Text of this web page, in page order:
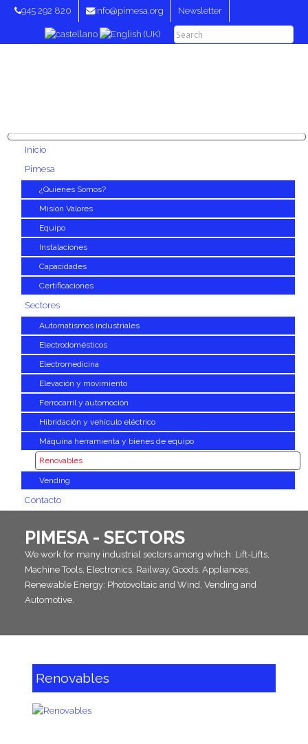
945 292 820 info@pimesa.org Newsletter
Inicio
Pimesa
¿Quienes Somos?
Misión Valores
Equipo
Instalaciones
Capacidades
Certificaciones
Sectores
Automatismos industriales
Electrodomésticos
Electromedicina
Elevación y movimiento
Ferrocarril y automoción
Hibridación y vehículo eléctrico
Máquina herramienta y bienes de equipo
Renovables
Vending
Contacto
PIMESA - SECTORS
We work for many industrial sectors among which: Lift-Lifts,
Machine Tools, Electronics, Railway, Goods, Appliances,
Renewable Energy: Photovoltaic and Wind, Vending and
Automotive.
Renovables